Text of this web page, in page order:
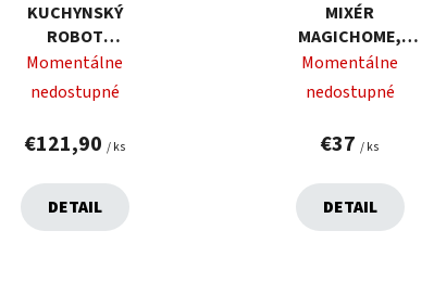
KUCHYNSKÝ
ROBOT
MAGICHOME,
LENOTRE, 1000W,
230V, 3V1,
ČERVENO-ČIERNY
Momentálne
nedostupné
€121,90 / ks
DETAIL
MIXÉR
MAGICHOME,
BONITO II, 800 W,
TYČOVÝ, ČIERNY, S
PRÍSLUŠENSTVOM
Momentálne
nedostupné
€37/ ks
DETAIL